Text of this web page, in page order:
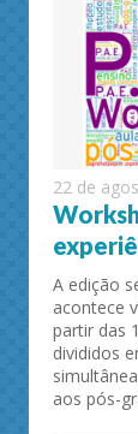
22 de
A edição
acontece
partir das
divididos
aos pós-